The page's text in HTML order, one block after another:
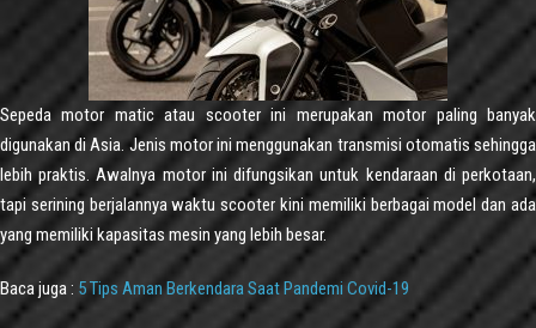
Sepeda motor matic atau scooter ini merupakan motor paling banyak
digunakan di Asia. Jenis motor ini menggunakan transmisi otomatis sehingga
lebih praktis. Awalnya motor ini difungsikan untuk kendaraan di perkotaan,
tapi serining berjalannya waktu scooter kini memiliki berbagai model dan ada
yang memiliki kapasitas mesin yang lebih besar.
Baca juga : 5 Tips Aman Berkendara Saat Pandemi Covid-19